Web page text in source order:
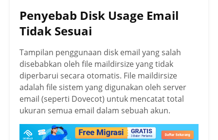
Penyebab Disk Usage Email
Tidak Sesuai
Tampilan penggunaan disk email yang salah
disebabkan oleh file maildirsize yang tidak
diperbarui secara otomatis. File maildirsize
adalah file sistem yang digunakan oleh server
email (seperti Dovecot) untuk mencatat total
ukuran semua email dalam sebuah akun.